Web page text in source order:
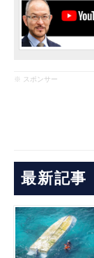
※ スポンサー
最新記事